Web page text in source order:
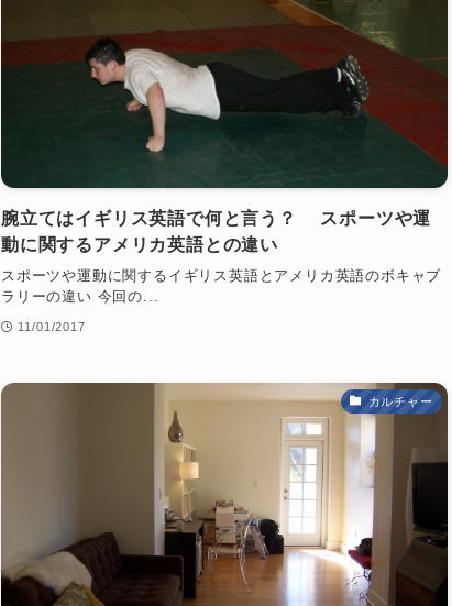
腕立てはイギリス英語で何と言う？ スポーツや運
動に関するアメリカ英語との違い
スポーツや運動に関するイギリス英語とアメリカ英語のボキャブ
ラリーの違い 今回の...
11/01/2017
カルチャー